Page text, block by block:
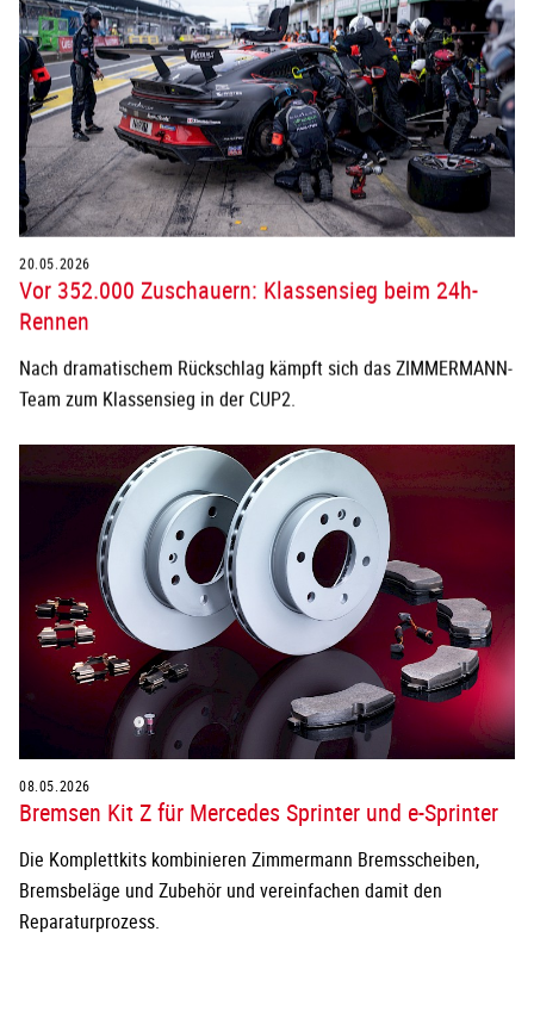
20.05.2026
Vor 352.000 Zuschauern: Klassensieg beim 24h-
Rennen
Nach dramatischem Rückschlag kämpft sich das ZIMMERMANN-
Team zum Klassensieg in der CUP2.
08.05.2026
Bremsen Kit Z für Mercedes Sprinter und e-Sprinter
Die Komplettkits kombinieren Zimmermann Bremsscheiben,
Bremsbeläge und Zubehör und vereinfachen damit den
Reparaturprozess.